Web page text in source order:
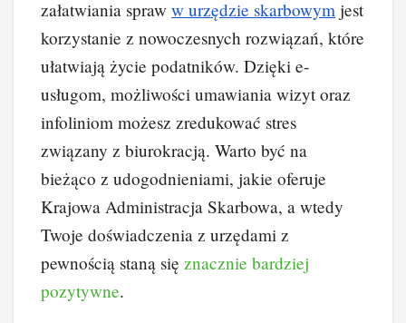
załatwiania spraw w urzędzie skarbowym jest
korzystanie z nowoczesnych rozwiązań, które
ułatwiają życie podatników. Dzięki e-
usługom, możliwości umawiania wizyt oraz
infoliniom możesz zredukować stres
związany z biurokracją. Warto być na
bieżąco z udogodnieniami, jakie oferuje
Krajowa Administracja Skarbowa, a wtedy
Twoje doświadczenia z urzędami z
pewnością staną się znacznie bardziej
pozytywne.